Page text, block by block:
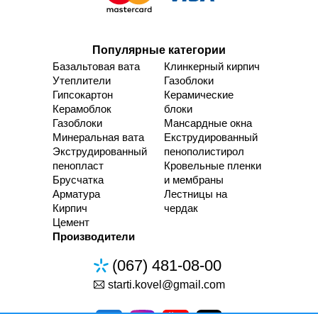
Популярные категории
Базальтовая вата
Утеплители
Гипсокартон
Керамоблок
Газоблоки
Минеральная вата
Экструдированный
пенопласт
Брусчатка
Арматура
Кирпич
Цемент
Клинкерный кирпич
Газоблоки
Керамические
блоки
Мансардные окна
Екструдированный
пенополистирол
Кровельные пленки
и мембраны
Лестницы на
чердак
Производители
(067) 481-08-00
starti.kovel@gmail.com